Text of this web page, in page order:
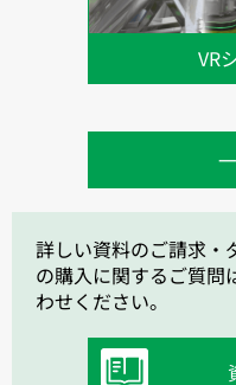
VR
詳しい資料のご請求・
の購入に関するご質問
わせください。